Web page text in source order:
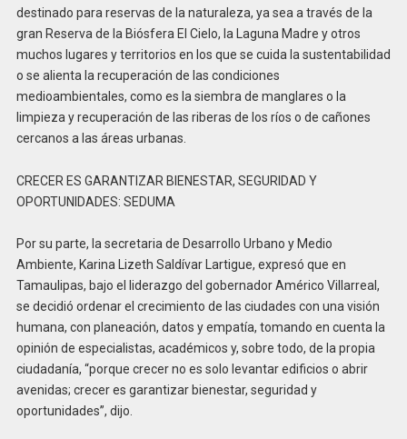
destinado para reservas de la naturaleza, ya sea a través de la
gran Reserva de la Biósfera El Cielo, la Laguna Madre y otros
muchos lugares y territorios en los que se cuida la sustentabilidad
o se alienta la recuperación de las condiciones
medioambientales, como es la siembra de manglares o la
limpieza y recuperación de las riberas de los ríos o de cañones
cercanos a las áreas urbanas.
CRECER ES GARANTIZAR BIENESTAR, SEGURIDAD Y
OPORTUNIDADES: SEDUMA
Por su parte, la secretaria de Desarrollo Urbano y Medio
Ambiente, Karina Lizeth Saldívar Lartigue, expresó que en
Tamaulipas, bajo el liderazgo del gobernador Américo Villarreal,
se decidió ordenar el crecimiento de las ciudades con una visión
humana, con planeación, datos y empatía, tomando en cuenta la
opinión de especialistas, académicos y, sobre todo, de la propia
ciudadanía, “porque crecer no es solo levantar edificios o abrir
avenidas; crecer es garantizar bienestar, seguridad y
oportunidades”, dijo.